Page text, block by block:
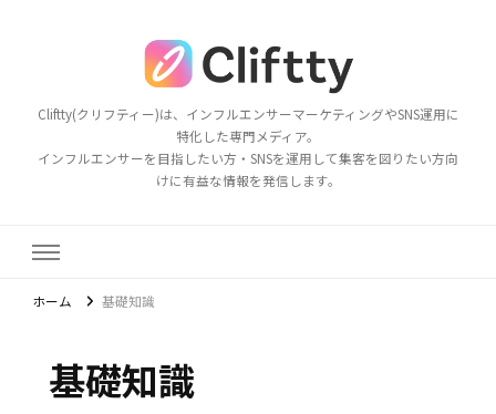
Cliftty(クリフティー)は、インフルエンサーマーケティングやSNS運用に
特化した専門メディア。
インフルエンサーを目指したい方・SNSを運用して集客を図りたい方向
けに有益な情報を発信します。
ホーム 基礎知識
基礎知識